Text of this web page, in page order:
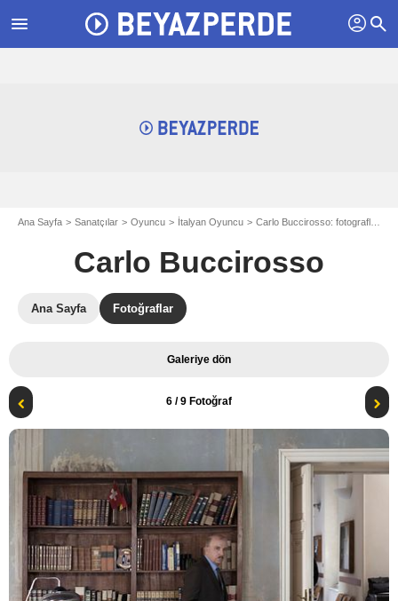
menu profil search
Ana Sayfa Sanatçılar Oyuncu İtalyan Oyuncu Carlo Buccirosso: fotograflar
Carlo Buccirosso
Ana Sayfa Fotoğraflar
Galeriye dön
6 / 9 Fotoğraf